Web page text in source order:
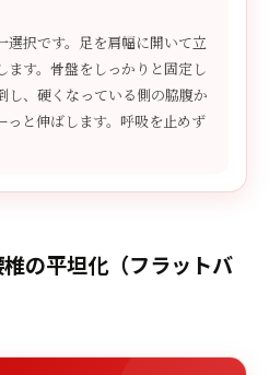
選択です。足を肩幅に開いて立
ます。骨盤をしっかりと固定し
し、硬くなっている側の脇腹か
っと伸ばします。呼吸を止めず
の平坦化（フラットバ